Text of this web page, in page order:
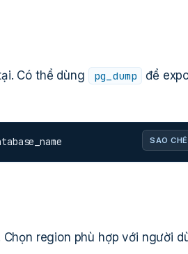
Có thể dùng pg_dump
để
SAO
region phù hợp với người